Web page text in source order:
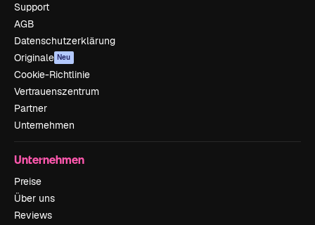
Support
AGB
Datenschutzerklärung
Originale Neu
Cookie-Richtlinie
Vertrauenszentrum
Partner
Unternehmen
Unternehmen
Preise
Über uns
Reviews